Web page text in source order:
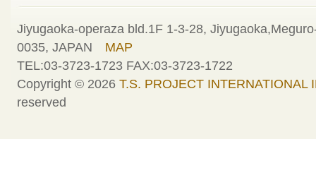
Jiyugaoka-operaza bld.1F 1-3-28,
0035, JAPAN MAP
TEL:03-3723-1723 FAX:03-3723-1722
Copyright © 2026 T.S. PROJECT INTERNATIONAL
reserved